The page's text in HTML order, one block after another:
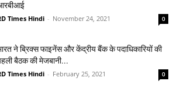
Times Hindi - November 24, 2021 0
ने ब्रिक्स फाइनेंस और केंद्रीय बैंक के पदाधिकारियों की
बैठक की मेजबानी...
Times Hindi - February 25, 2021 0